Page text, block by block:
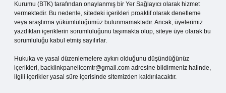
Kurumu (BTK) tarafından onaylanmış bir Yer Sağlayıcı olarak hizmet
vermektedir. Bu nedenle, sitedeki içerikleri proaktif olarak denetleme
veya araştırma yükümlülüğümüz bulunmamaktadır. Ancak, üyelerimiz
yazdıkları içeriklerin sorumluluğunu taşımakta olup, siteye üye olarak bu
sorumluluğu kabul etmiş sayılırlar.
Hukuka ve yasal düzenlemelere aykırı olduğunu düşündüğünüz
içerikleri, backlinkpanelicomtr@gmail.com adresine bildirmeniz halinde,
ilgili içerikler yasal süre içerisinde sitemizden kaldırılacaktır.